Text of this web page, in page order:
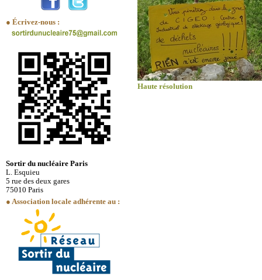
● Écrivez-nous :
Sortir du nucléaire Paris
L. Esquieu
5 rue des deux gares
75010 Paris
● Association locale adhérente au :
Haute résolution